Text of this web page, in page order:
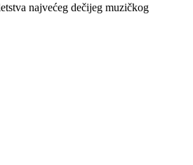
najvećeg dečijeg muzičkog